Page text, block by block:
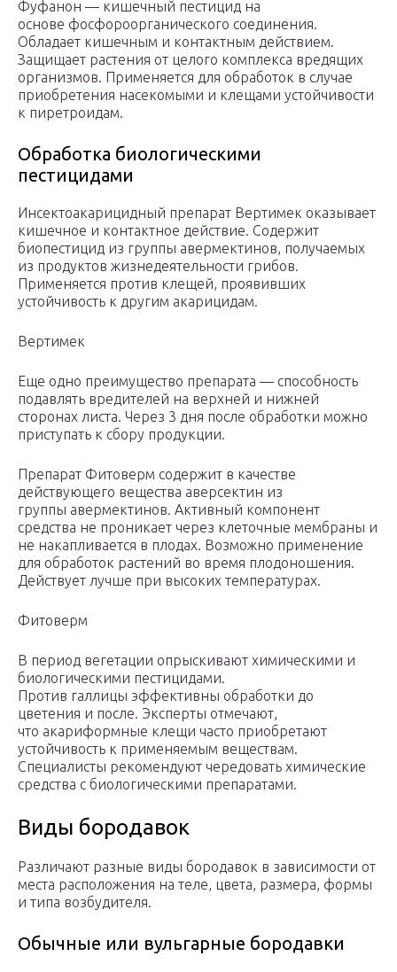
Фуфанон — кишечный пестицид на
основе фосфороорганического соединения.
Обладает кишечным и контактным действием.
Защищает растения от целого комплекса вредящих
организмов. Применяется для обработок в случае
приобретения насекомыми и клещами устойчивости
к пиретроидам.
Обработка биологическими
пестицидами
Инсектоакарицидный препарат Вертимек оказывает
кишечное и контактное действие. Содержит
биопестицид из группы авермектинов, получаемых
из продуктов жизнедеятельности грибов.
Применяется против клещей, проявивших
устойчивость к другим акарицидам.
Вертимек
Еще одно преимущество препарата — способность
подавлять вредителей на верхней и нижней
сторонах листа. Через 3 дня после обработки можно
приступать к сбору продукции.
Препарат Фитоверм содержит в качестве
действующего вещества аверсектин из
группы авермектинов. Активный компонент
средства не проникает через клеточные мембраны и
не накапливается в плодах. Возможно применение
для обработок растений во время плодоношения.
Действует лучше при высоких температурах.
Фитоверм
В период вегетации опрыскивают химическими и
биологическими пестицидами.
Против галлицы эффективны обработки до
цветения и после. Эксперты отмечают,
что акариформные клещи часто приобретают
устойчивость к применяемым веществам.
Специалисты рекомендуют чередовать химические
средства с биологическими препаратами.
Виды бородавок
Различают разные виды бородавок в зависимости от
места расположения на теле, цвета, размера, формы
и типа возбудителя.
Обычные или вульгарные бородавки